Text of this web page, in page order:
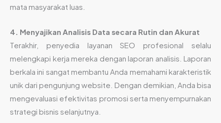
mata masyarakat luas.
4. Menyajikan Analisis Data secara Rutin dan Akurat
Terakhir, penyedia layanan SEO profesional selalu
melengkapi kerja mereka dengan laporan analisis. Laporan
berkala ini sangat membantu Anda memahami karakteristik
unik dari pengunjung website. Dengan demikian, Anda bisa
mengevaluasi efektivitas promosi serta menyempurnakan
strategi bisnis selanjutnya.